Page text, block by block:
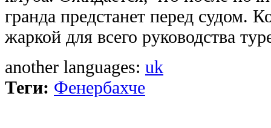
гpaнда предстанет перед судом.
жаркой для всего руководства
another languages: uk
Теги: Фенербахче